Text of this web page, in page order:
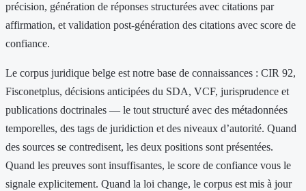
précision, génération de réponses structurées avec citations par
affirmation, et validation post-génération des citations avec score de
confiance.
Le corpus juridique belge est notre base de connaissances : CIR 92,
Fisconetplus, décisions anticipées du SDA, VCF, jurisprudence et
publications doctrinales — le tout structuré avec des métadonnées
temporelles, des tags de juridiction et des niveaux d’autorité. Quand
des sources se contredisent, les deux positions sont présentées.
Quand les preuves sont insuffisantes, le score de confiance vous le
signale explicitement. Quand la loi change, le corpus est mis à jour